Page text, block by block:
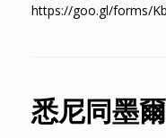
https://goo.gl/forms/
悉尼同墨